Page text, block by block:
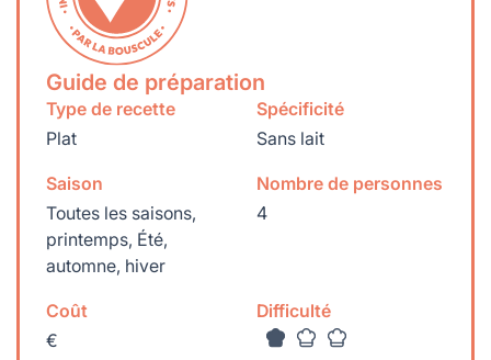
Guide de préparation
Type de recette
Plat
Spécificité
Sans lait
Saison
Toutes les saisons,
printemps, Été,
automne, hiver
Nombre de personnes
4
Coût
€
Difficulté